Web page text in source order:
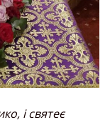
і святеє